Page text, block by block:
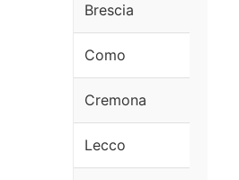
Brescia
Como
Cremona
Lecco